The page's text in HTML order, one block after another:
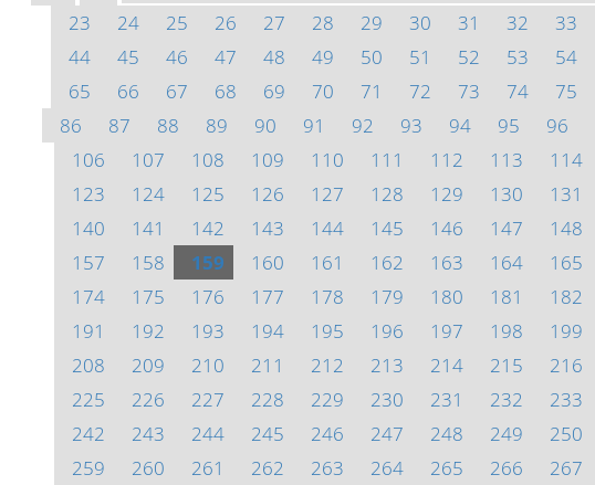
23
24 25 26 27 28 29 30 31 32 33
44
45 46 47 48 49 50 51 52 53 54
65
66 67 68 69 70 71 72 73 74 75
86
87 88 89 90 91 92 93 94 95 96
106
107 108 109 110 111 112 113 114
123
124 125 126 127 128 129 130 131
140
141 142 143 144 145 146 147 148
157
158 159 160 161 162 163 164 165
174
175 176 177 178 179 180 181 182
191
192 193 194 195 196 197 198 199
208
209 210 211 212 213 214 215 216
225
226 227 228 229 230 231 232 233
242
243 244 245 246 247 248 249 250
259
260 261 262 263 264 265 266 267